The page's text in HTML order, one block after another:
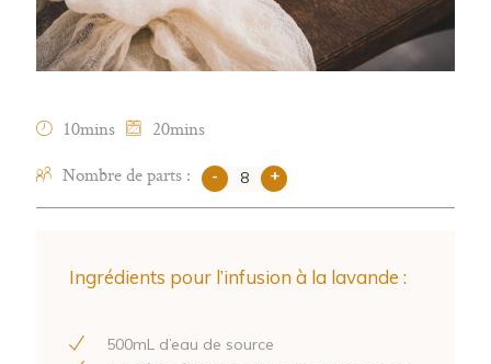
10mins
20mins
Nombre de parts :
- +
Ingrédients pour l’infusion à la lavande :
500mL d’eau de source